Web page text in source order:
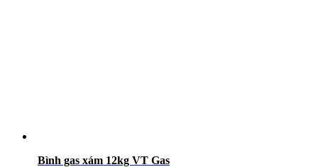
Bình gas xám 12kg VT Gas